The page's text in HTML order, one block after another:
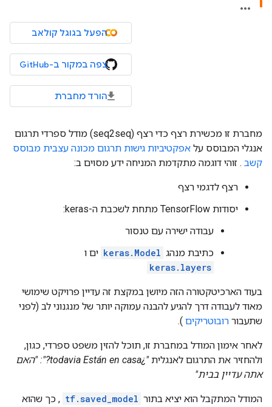
הפעל בגוגל קולאב
צפה במקור ב-GitHub
הורד מחברת
מחברת זו מכשירת רצף כדי רצף (seq2seq) מודל ספרדי תרגום
אנגלי המבוסס על אפקטיביות גישות תרגום מכונה עצבית מבוסס
קשב . זוהי דוגמה מתקדמת המניחה ידע מסוים ב:
רצף לדגמי רצף
יסודות TensorFlow מתחת לשכבת ה-keras:
עבודה ישירה עם טנסור
כתיבת מנהג keras.Model ים ו
keras.layers
בעוד הארכיטקטורה הזה מיושן במקצת זה עדיין פרויקט שימושי
מאוד לעבודה דרך להגיע להבנה עמוקה יותר של מנגנוני לב (לפני
שתעבור רובוטריקים ).
לאחר אימון המודל במחברת זו, תוכל להזין משפט ספרדי, כגון,
ולהחזיר את התרגום לאנגלית"¿todavia Están en casa?":
"האם
אתה עדיין בבית"
המודל המתקבל הוא יציא בתור tf.saved_model , כך שהוא